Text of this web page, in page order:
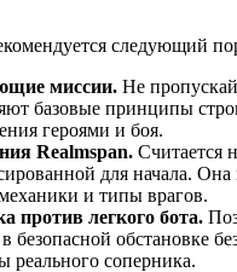
следующий
миссии. Не
базовые принципы
героями и боя.
Realmspan. Считается
для начала.
и типы врагов.
против легкого бота.
безопасной обстановке
реального соперника.